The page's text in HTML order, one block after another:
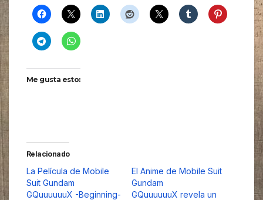
Me gusta esto:
Relacionado
La Película de Mobile
Suit Gundam
GQuuuuuuX -Beginning-
El Anime de Mobile Suit
Gundam
GQuuuuuuX revela un